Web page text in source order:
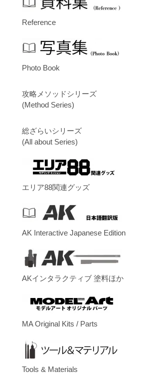
Reference
Photo Book
攻略メソッドシリーズ
(Method Series)
総ざらいシリーズ
(All about Series)
エリア88関連グッズ
AK Interactive Japanese Edition
AKインタラクティブ 塗料ほか
MA Original Kits / Parts
Tools & Materials